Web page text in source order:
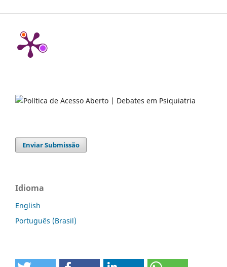
Enviar Submissão
Idioma
English
Português (Brasil)